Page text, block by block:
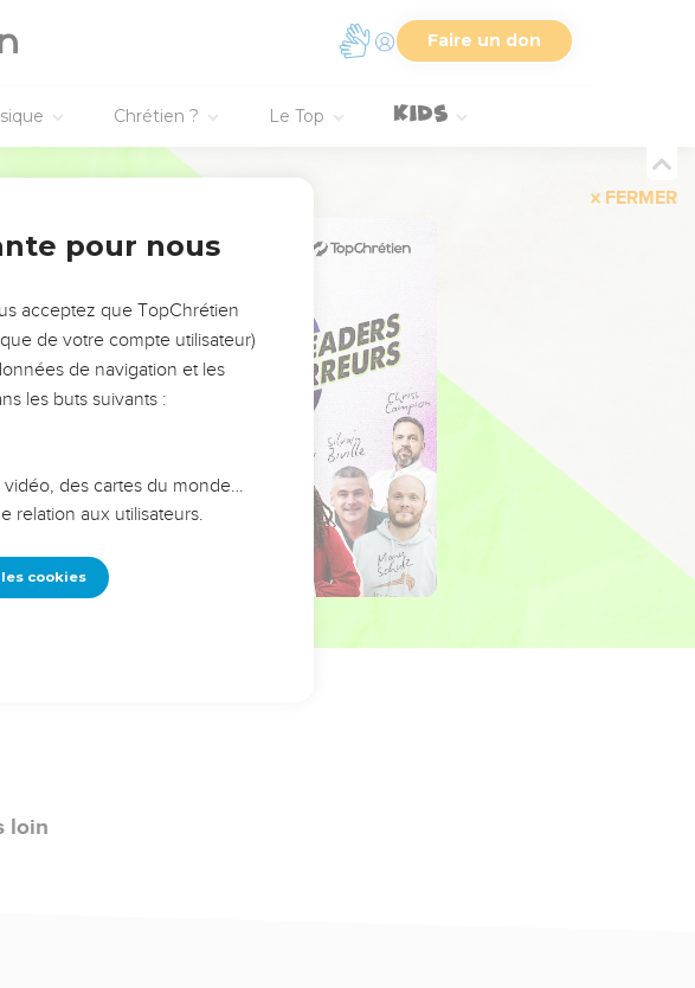
Faire un don
Chrétien ? Le Top
FERMER
loin
pour nous
acceptez que TopChrétien
de votre compte utilisateur)
de navigation et les
les buts suivants :
des cartes du monde…
relation aux utilisateurs.
cookies